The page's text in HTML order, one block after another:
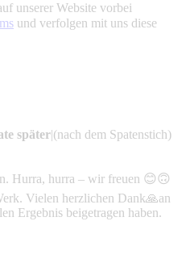
unserer Website vorbei
und verfolgen mit uns diese
später|(nach dem Spatenstich)
Hurra, hurra – wir freuen 😊🙃
Vielen herzlichen Dank🙏an
Ergebnis beigetragen haben.